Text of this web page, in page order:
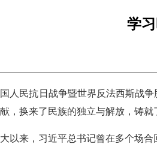
学
人民抗日战争暨世界反法西斯战
，换来了民族的独立与解放，铸
以来，习近平总书记曾在多个场